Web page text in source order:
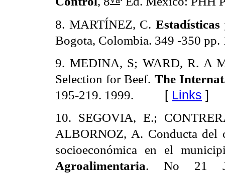
8. MARTÍNEZ, C.
Bogota, Colombia. 349 -350
9. MEDINA, S; WARD, R. A
Selection for Beef. The
195-219. 1999.
[ Links ]
10. SEGOVIA, E.;
ALBORNOZ, A. Conducta del
socioeconómica en el
Agroalimentaria. No 21